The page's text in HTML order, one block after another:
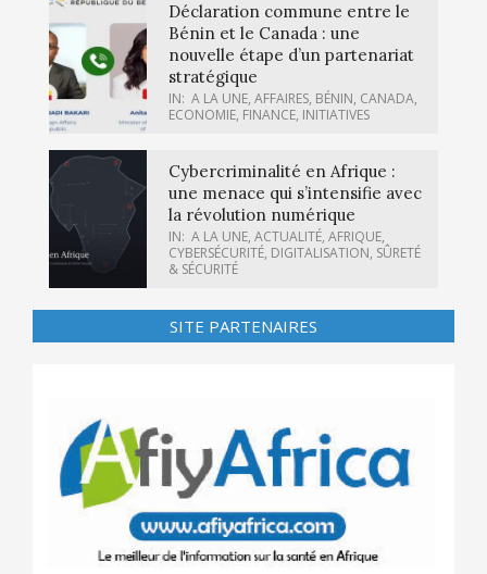
Déclaration commune entre le
Bénin et le Canada : une
nouvelle étape d’un partenariat
stratégique
IN: A LA UNE, AFFAIRES, BÉNIN, CANADA,
ECONOMIE, FINANCE, INITIATIVES
Cybercriminalité en Afrique :
une menace qui s’intensifie avec
la révolution numérique
IN: A LA UNE, ACTUALITÉ, AFRIQUE,
CYBERSÉCURITÉ, DIGITALISATION, SÛRETÉ
& SÉCURITÉ
SITE PARTENAIRES